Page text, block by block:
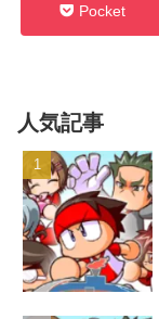
Pocket
人気記事